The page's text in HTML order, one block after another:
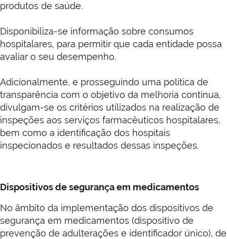
produtos de saúde.
Disponibiliza-se informação sobre consumos
hospitalares, para permitir que cada entidade possa
avaliar o seu desempenho.
Adicionalmente, e prosseguindo uma política de
transparência com o objetivo da melhoria contínua,
divulgam-se os critérios utilizados na realização de
inspeções aos serviços farmacêuticos hospitalares,
bem como a identificação dos hospitais
inspecionados e resultados dessas inspeções.
Dispositivos de segurança em medicamentos
No âmbito da implementação dos dispositivos de
segurança em medicamentos (dispositivo de
prevenção de adulterações e identificador único), de